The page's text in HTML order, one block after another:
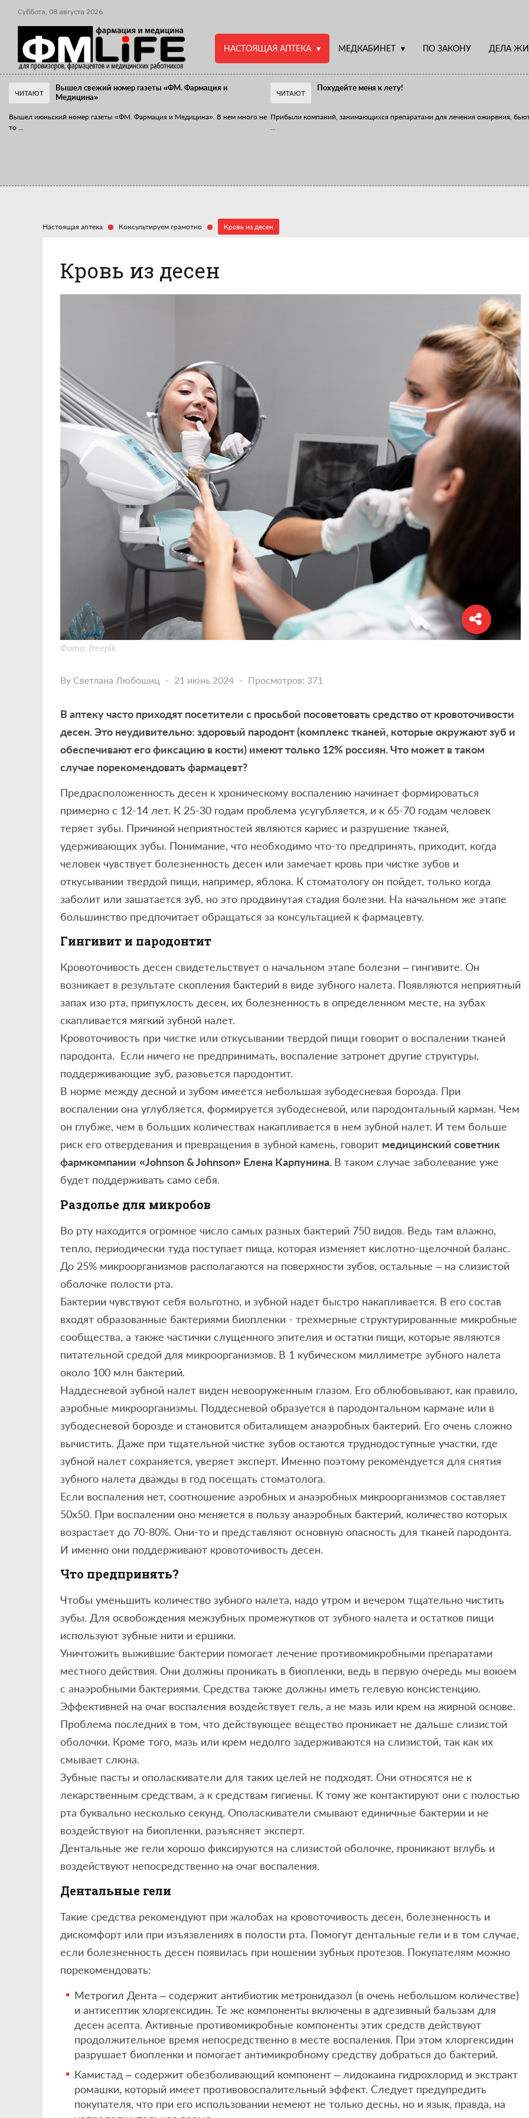
Суббота, 08 августа 2026
НАСТОЯЩАЯ АПТЕКА МЕДКАБИНЕТ ПО ЗАКОНУ ДЕЛА
ЧИТАЮТ
Вышел свежий номер газеты «ФМ. Фармация и
Медицина»
Вышел июньский номер газеты «ФМ. Фармация и Медицина». В нем много не
то
ЧИТАЮТ
Похудейте меня к лету!
Прибыли компаний, занимающихся препаратами для лечения ожирения,
Настоящая аптека Консультируем грамотно Кровь из десен
Кровь из десен
Фото: freepik
By Светлана Любошиц 21 июнь 2024 Просмотров: 371
В аптеку часто приходят посетители с просьбой посоветовать средство от кровоточивости
десен. Это неудивительно: здоровый пародонт (комплекс тканей, которые окружают зуб и
обеспечивают его фиксацию в кости) имеют только 12% россиян. Что может в таком
случае порекомендовать фармацевт?
Предрасположенность десен к хроническому воспалению начинает формироваться
примерно с 12-14 лет. К 25-30 годам проблема усугубляется, и к 65-70 годам человек
теряет зубы. Причиной неприятностей являются кариес и разрушение тканей,
удерживающих зубы. Понимание, что необходимо что-то предпринять, приходит, когда
человек чувствует болезненность десен или замечает кровь при чистке зубов и
откусывании твердой пищи, например, яблока. К стоматологу он пойдет, только когда
заболит или зашатается зуб, но это продвинутая стадия болезни. На начальном же этапе
большинство предпочитает обращаться за консультацией к фармацевту.
Гингивит и пародонтит
Кровоточивость десен свидетельствует о начальном этапе болезни – гингивите. Он
возникает в результате скопления бактерий в виде зубного налета. Появляются неприятный
запах изо рта, припухлость десен, их болезненность в определенном месте, на зубах
скапливается мягкий зубной налет.
Кровоточивость при чистке или откусывании твердой пищи говорит о воспалении тканей
пародонта. Если ничего не предпринимать, воспаление затронет другие структуры,
поддерживающие зуб, разовьется пародонтит.
В норме между десной и зубом имеется небольшая зубодесневая борозда. При
воспалении она углубляется, формируется зубодесневой, или пародонтальный карман. Чем
он глубже, чем в больших количествах накапливается в нем зубной налет. И тем больше
риск его отвердевания и превращения в зубной камень, говорит медицинский советник
фармкомпании «Johnson & Johnson» Елена Карпунина. В таком случае заболевание уже
будет поддерживать само себя.
Раздолье для микробов
Во рту находится огромное число самых разных бактерий 750 видов. Ведь там влажно,
тепло, периодически туда поступает пища, которая изменяет кислотно-щелочной баланс.
До 25% микроорганизмов располагаются на поверхности зубов, остальные – на слизистой
оболочке полости рта.
Бактерии чувствуют себя вольготно, и зубной надет быстро накапливается. В его состав
входят образованные бактериями биопленки - трехмерные структурированные микробные
сообщества, а также частички слущенного эпителия и остатки пищи, которые являются
питательной средой для микроорганизмов. В 1 кубическом миллиметре зубного налета
около 100 млн бактерий.
Наддесневой зубной налет виден невооруженным глазом. Его облюбовывают, как правило,
аэробные микроорганизмы. Поддесневой образуется в пародонтальном кармане или в
зубодесневой борозде и становится обиталищем анаэробных бактерий. Его очень сложно
вычистить. Даже при тщательной чистке зубов остаются труднодоступные участки, где
зубной налет сохраняется, уверяет эксперт. Именно поэтому рекомендуется для снятия
зубного налета дважды в год посещать стоматолога.
Если воспаления нет, соотношение аэробных и анаэробных микроорганизмов составляет
50х50. При воспалении оно меняется в пользу анаэробных бактерий, количество которых
возрастает до 70-80%. Они-то и представляют основную опасность для тканей пародонта.
И именно они поддерживают кровоточивость десен.
Что предпринять?
Чтобы уменьшить количество зубного налета, надо утром и вечером тщательно чистить
зубы. Для освобождения межзубных промежутков от зубного налета и остатков пищи
используют зубные нити и ершики.
Уничтожить выжившие бактерии помогает лечение противомикробными препаратами
местного действия. Они должны проникать в биопленки, ведь в первую очередь мы воюем
с анаэробными бактериями. Средства также должны иметь гелевую консистенцию.
Эффективней на очаг воспаления воздействует гель, а не мазь или крем на жирной основе.
Проблема последних в том, что действующее вещество проникает не дальше слизистой
оболочки. Кроме того, мазь или крем недолго задерживаются на слизистой, так как их
смывает слюна.
Зубные пасты и ополаскиватели для таких целей не подходят. Они относятся не к
лекарственным средствам, а к средствам гигиены. К тому же контактируют они с полостью
рта буквально несколько секунд. Ополаскиватели смывают единичные бактерии и не
воздействуют на биопленки, разъясняет эксперт.
Дентальные же гели хорошо фиксируются на слизистой оболочке, проникают вглубь и
воздействуют непосредственно на очаг воспаления.
Дентальные гели
Такие средства рекомендуют при жалобах на кровоточивость десен, болезненность и
дискомфорт или при изъязвлениях в полости рта. Помогут дентальные гели и в том случае,
если болезненность десен появилась при ношении зубных протезов. Покупателям можно
порекомендовать:
Метрогил Дента – содержит антибиотик метронидазол (в очень небольшом количестве)
и антисептик хлоргексидин. Те же компоненты включены в адгезивный бальзам для
десен асепта. Активные противомикробные компоненты этих средств действуют
продолжительное время непосредственно в месте воспаления. При этом хлоргексидин
разрушает биопленки и помогает антимикробному средству добраться до бактерий.
Камистад – содержит обезболивающий компонент – лидокаина гидрохлорид и экстракт
ромашки, который имеет противовоспалительный эффект. Следует предупредить
покупателя, что при его использовании немеют не только десны, но и язык, правда, на